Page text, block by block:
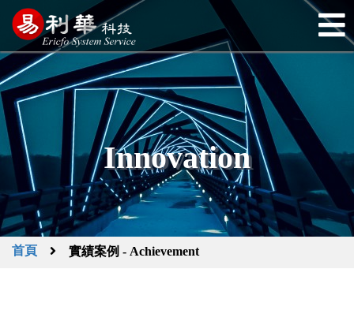
Innovation
首頁 實績案例 - Achievement